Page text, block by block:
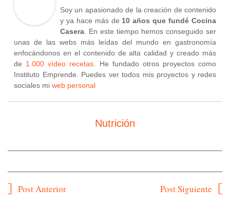
Soy un apasionado de la creación de contenido
y ya hace más de 10 años que fundé Cocina
Casera . En este tiempo hemos conseguido ser
unas de las webs más leídas del mundo en gastronomía
enfocándonos en el contenido de alta calidad y creado más
de 1.000 vídeo recetas . He fundado otros proyectos como
Instituto Emprende. Puedes ver todos mis proyectos y redes
sociales mi web personal
Nutrición
Navegación
Post Anterior Post Siguiente